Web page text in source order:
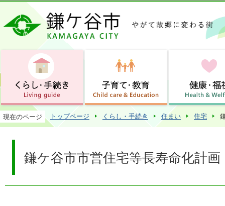
この
現在のページ トップページ くらし・手続き 住まい 住宅
鎌ケ谷市市営住宅等長寿命化計画